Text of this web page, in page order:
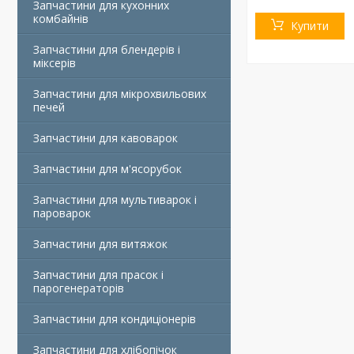
Запчастини для кухонних
комбайнів
Запчастини для блендерів і
міксерів
Запчастини для мікрохвильових
печей
Запчастини для кавоварок
Запчастини для м'ясорубок
Запчастини для мультиварок і
пароварок
Запчастини для витяжок
Запчастини для прасок і
парогенераторів
Запчастини для кондиціонерів
Запчастини для хлібопічок
Купити